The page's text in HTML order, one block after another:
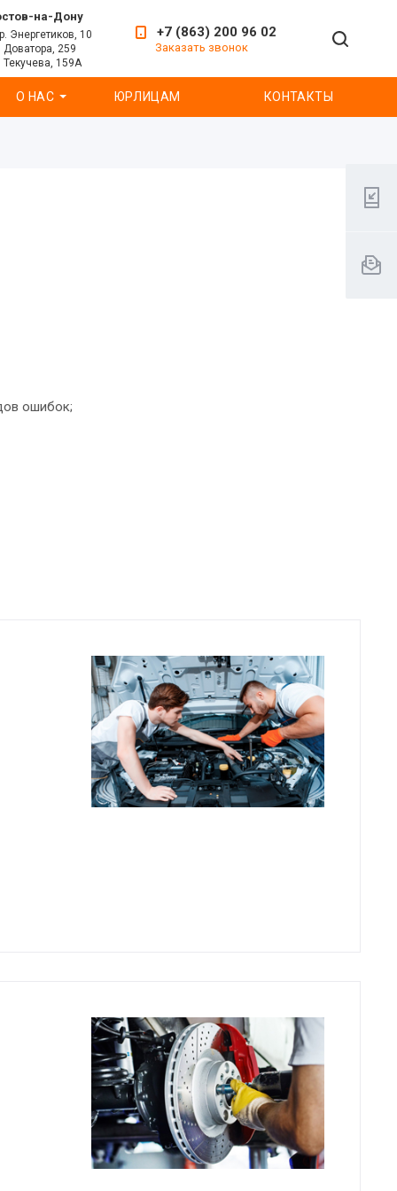
на-Дону
Энергетиков, 10
Доватора, 259
Текучева, 159А
+7 (863) 200 96 02
Заказать звонок
О НАС ЮРЛИЦАМ КОНТАКТЫ
ошибок;